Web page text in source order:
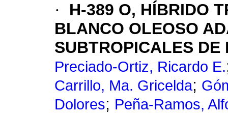
·
H-389 O, HÍBRIDO
BLANCO OLEOSO
SUBTROPICALES DE
Preciado-Ortiz, Ricardo E.
Carrillo, Ma. Gricelda;
Dolores; Peña-Ramos,